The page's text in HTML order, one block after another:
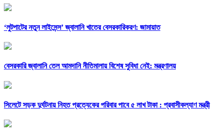
‘লুটপাটের নতুন লাইসেন্স’ জ্বালানি খাতের বেসরকারিকরণ: জামায়াত
বেসরকারি জ্বালানি তেল আমদানি নীতিমালায় বিশেষ সুবিধা নেই: মন্ত্রণালয়
সিলেটে সড়ক দুর্ঘটনায় নিহত প্রত্যেকের পরিবার পাবে ৫ লাখ টাকা : প্রবাসীকল্যাণ মন্ত্রী